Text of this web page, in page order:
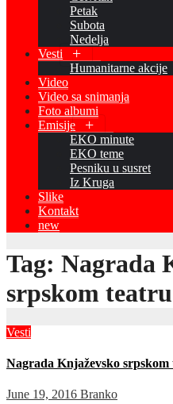
Petak
Subota
Nedelja
Vesti
Humanitarne akcije
Video
Video sa snimanja
Foto albumi
Emisije
EKO minute
EKO teme
Pesniku u susret
Iz Kruga
Slike
Kontakt
new
Tag: Nagrada
srpskom teatru
Vesti
Nagrada Knjaževsko srpskom
June 19, 2016 Branko